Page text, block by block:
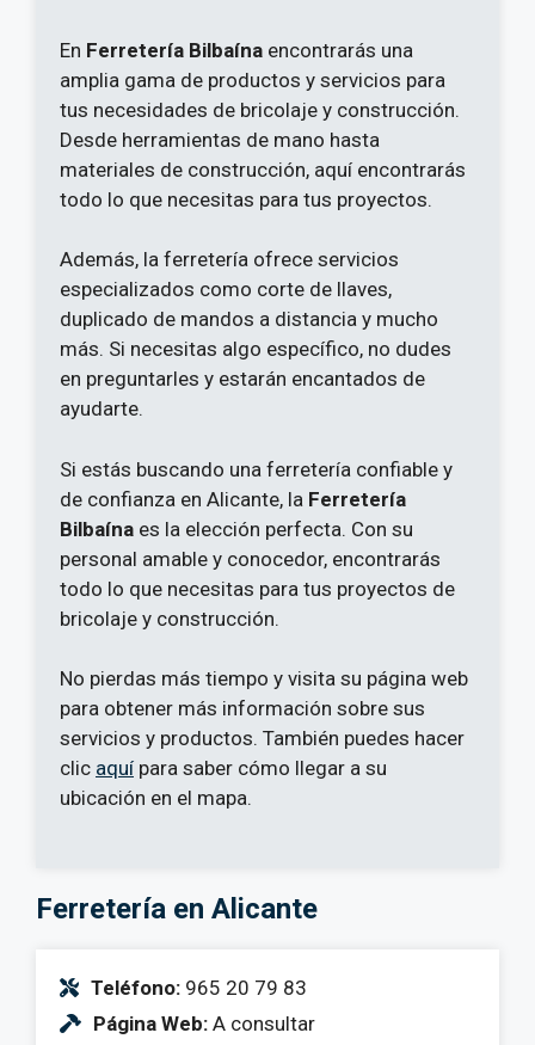
En Ferretería Bilbaína encontrarás una
amplia gama de productos y servicios para
tus necesidades de bricolaje y construcción.
Desde herramientas de mano hasta
materiales de construcción, aquí encontrarás
todo lo que necesitas para tus proyectos.
Además, la ferretería ofrece servicios
especializados como corte de llaves,
duplicado de mandos a distancia y mucho
más. Si necesitas algo específico, no dudes
en preguntarles y estarán encantados de
ayudarte.
Si estás buscando una ferretería confiable y
de confianza en Alicante, la Ferretería
Bilbaína es la elección perfecta. Con su
personal amable y conocedor, encontrarás
todo lo que necesitas para tus proyectos de
bricolaje y construcción.
No pierdas más tiempo y visita su página web
para obtener más información sobre sus
servicios y productos. También puedes hacer
clic aquí para saber cómo llegar a su
ubicación en el mapa.
Ferretería en Alicante
Teléfono: 965 20 79 83
Página Web: A consultar